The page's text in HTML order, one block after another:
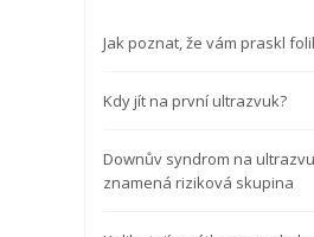
Jak poznat, že vám praskl
Kdy jít na první ultrazvuk?
Downův syndrom na
znamená riziková skupina